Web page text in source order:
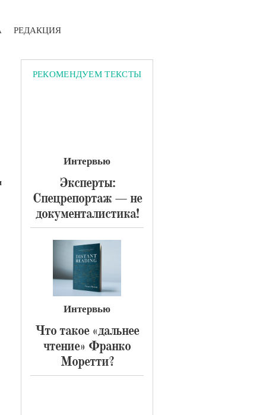
РЕДАКЦИЯ
РЕКОМЕНДУЕМ ТЕКСТЫ
Интервью
Эксперты:
Спецрепортаж — не
документалистика!
Интервью
​Что такое «дальнее
чтение» Франко
Моретти?